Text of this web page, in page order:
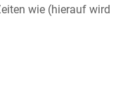
wie (hierauf wird